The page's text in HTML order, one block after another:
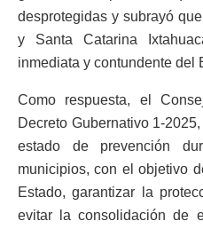
desprotegidas y subrayó
y Santa Catarina
inmediata y contundente del
Como respuesta, el
Decreto Gubernativo 1-
estado de prevención
municipios, con el objetivo
Estado, garantizar la
evitar la consolidación de